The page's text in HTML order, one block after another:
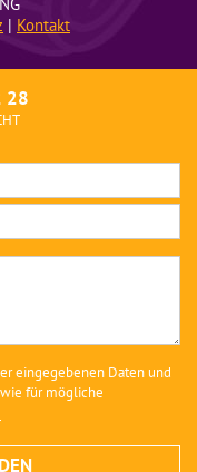
| Kontakt
28
eingegebenen Daten und
für mögliche